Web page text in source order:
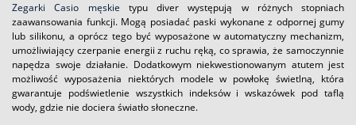
Zegarki Casio męskie typu diver występują w różnych stopniach
zaawansowania funkcji. Mogą posiadać paski wykonane z odpornej gumy
lub silikonu, a oprócz tego być wyposażone w automatyczny mechanizm,
umożliwiający czerpanie energii z ruchu ręką, co sprawia, że samoczynnie
napędza swoje działanie. Dodatkowym niekwestionowanym atutem jest
możliwość wyposażenia niektórych modele w powłokę świetlną, która
gwarantuje podświetlenie wszystkich indeksów i wskazówek pod taflą
wody, gdzie nie dociera światło słoneczne.